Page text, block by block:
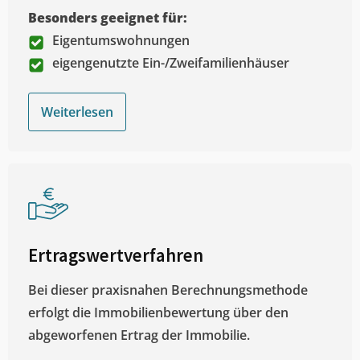
Besonders geeignet für:
Eigentumswohnungen
eigengenutzte Ein-/Zweifamilienhäuser
Weiterlesen
Ertragswertverfahren
Bei dieser praxisnahen Berechnungsmethode
erfolgt die Immobilienbewertung über den
abgeworfenen Ertrag der Immobilie.